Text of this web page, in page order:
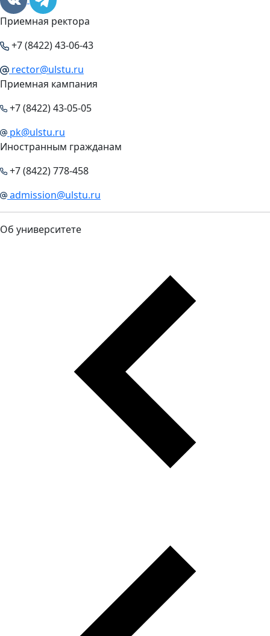
Приемная ректора
+7 (8422) 43-06-43
rector@ulstu.ru
Приемная кампания
+7 (8422) 43-05-05
pk@ulstu.ru
Иностранным гражданам
+7 (8422) 778-458
admission@ulstu.ru
Об университете